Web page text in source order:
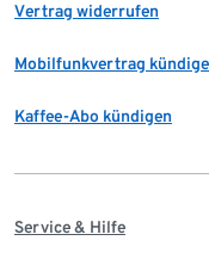
Vertrag widerrufen
Mobilfunkvertrag
Kaffee-Abo kündigen
Service & Hilfe